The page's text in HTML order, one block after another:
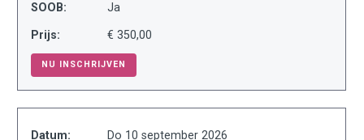
SOOB: Ja
Prijs: € 350,00
NU INSCHRIJVEN
Datum: Do 10 september 2026